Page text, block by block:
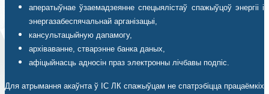
аператыўнае ўзаемадзеянне спецыялістаў спажыўцоў энергіі і
энергазабеспячальнай арганізацыі,
кансультацыйную дапамогу,
архіваванне, стварэнне банка даных,
афіцыйнасць адносін праз электронны лічбавы подпіс.
Для атрымання акаўнта ў ІС ЛК спажыўцам не спатрэбіцца працаёмкіх